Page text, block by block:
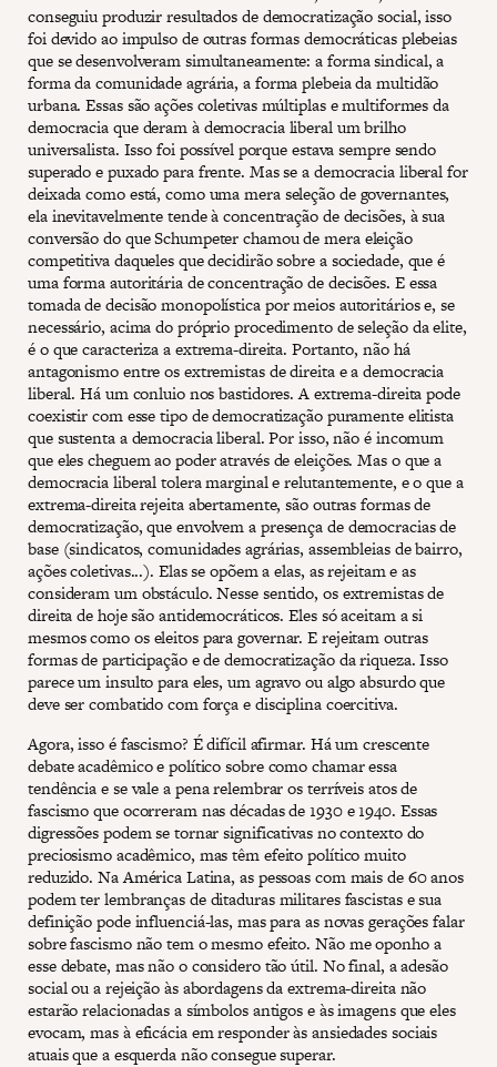
conseguiu produzir resultados de democratização social, isso
foi devido ao impulso de outras formas democráticas plebeias
que se desenvolveram simultaneamente: a forma sindical, a
forma da comunidade agrária, a forma plebeia da multidão
urbana. Essas são ações coletivas múltiplas e multiformes da
democracia que deram à democracia liberal um brilho
universalista. Isso foi possível porque estava sempre sendo
superado e puxado para frente. Mas se a democracia liberal for
deixada como está, como uma mera seleção de governantes,
ela inevitavelmente tende à concentração de decisões, à sua
conversão do que Schumpeter chamou de mera eleição
competitiva daqueles que decidirão sobre a sociedade, que é
uma forma autoritária de concentração de decisões. E essa
tomada de decisão monopolística por meios autoritários e, se
necessário, acima do próprio procedimento de seleção da elite,
é o que caracteriza a extrema-direita. Portanto, não há
antagonismo entre os extremistas de direita e a democracia
liberal. Há um conluio nos bastidores. A extrema-direita pode
coexistir com esse tipo de democratização puramente elitista
que sustenta a democracia liberal. Por isso, não é incomum
que eles cheguem ao poder através de eleições. Mas o que a
democracia liberal tolera marginal e relutantemente, e o que a
extrema-direita rejeita abertamente, são outras formas de
democratização, que envolvem a presença de democracias de
base (sindicatos, comunidades agrárias, assembleias de bairro,
ações coletivas...). Elas se opõem a elas, as rejeitam e as
consideram um obstáculo. Nesse sentido, os extremistas de
direita de hoje são antidemocráticos. Eles só aceitam a si
mesmos como os eleitos para governar. E rejeitam outras
formas de participação e de democratização da riqueza. Isso
parece um insulto para eles, um agravo ou algo absurdo que
deve ser combatido com força e disciplina coercitiva.
Agora, isso é fascismo? É difícil afirmar. Há um crescente
debate acadêmico e político sobre como chamar essa
tendência e se vale a pena relembrar os terríveis atos de
fascismo que ocorreram nas décadas de 1930 e 1940. Essas
digressões podem se tornar significativas no contexto do
preciosismo acadêmico, mas têm efeito político muito
reduzido. Na América Latina, as pessoas com mais de 60 anos
podem ter lembranças de ditaduras militares fascistas e sua
definição pode influenciá-las, mas para as novas gerações falar
sobre fascismo não tem o mesmo efeito. Não me oponho a
esse debate, mas não o considero tão útil. No final, a adesão
social ou a rejeição às abordagens da extrema-direita não
estarão relacionadas a símbolos antigos e às imagens que eles
evocam, mas à eficácia em responder às ansiedades sociais
atuais que a esquerda não consegue superar.